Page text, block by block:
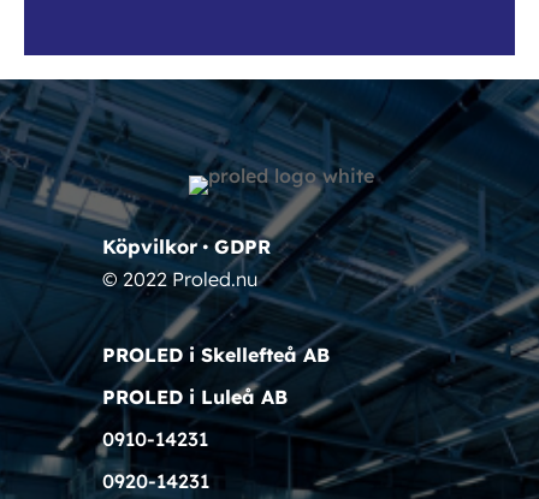
Köpvilkor•GDPR
© 2022 Proled.nu
PROLED i Skellefteå AB
PROLED i Luleå AB
0910-14231
0920-14231